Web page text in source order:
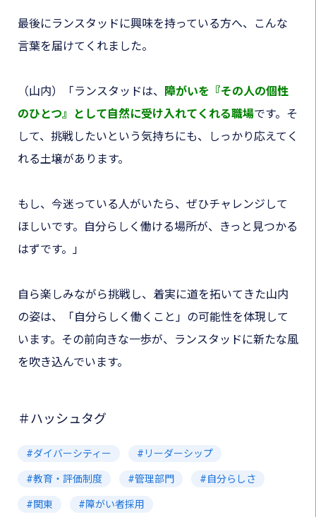
最後にランスタッドに興味を持っている方へ、こんな
言葉を届けてくれました。
（山内）「ランスタッドは、
障がいを『その人の個性
のひとつ』として自然に受け入れてくれる職場です。そ
して、挑戦したいという気持ちにも、しっかり応えてく
れる土壌があります。
もし、今迷っている人がいたら、ぜひチャレンジして
ほしいです。自分らしく働ける場所が、きっと見つかる
はずです。」
自ら楽しみながら挑戦し、着実に道を拓いてきた山内
の姿は、「自分らしく働くこと」の可能性を体現して
います。その前向きな一歩が、ランスタッドに新たな風
を吹き込んでいます。
＃ハッシュタグ
ダイバーシティー リーダーシップ
教育・評価制度 管理部門 自分らしさ
関東 障がい者採用